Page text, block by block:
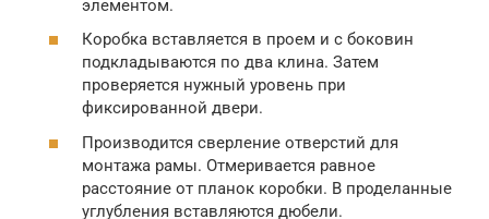
элементом.
Коробка вставляется в проем и с боковин
подкладываются по два клина. Затем
проверяется нужный уровень при
фиксированной двери.
Производится сверление отверстий для
монтажа рамы. Отмеривается равное
расстояние от планок коробки. В проделанные
углубления вставляются дюбели.